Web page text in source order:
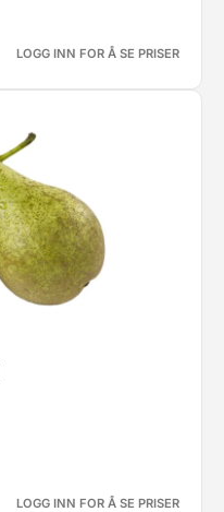
LOGG INN FOR Å SE PRISER
LOGG INN FOR Å SE PRISER